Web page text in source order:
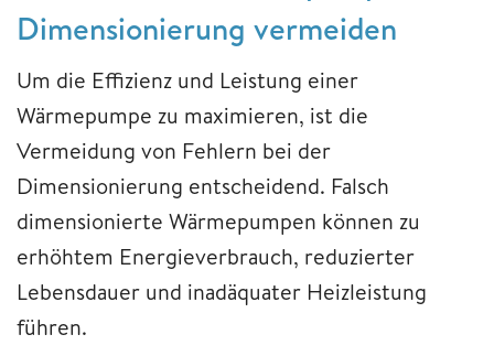
Dimensionierung vermeiden
Um die Effizienz und Leistung einer
Wärmepumpe zu maximieren, ist die
Vermeidung von Fehlern bei der
Dimensionierung entscheidend. Falsch
dimensionierte Wärmepumpen können zu
erhöhtem Energieverbrauch, reduzierter
Lebensdauer und inadäquater Heizleistung
führen.